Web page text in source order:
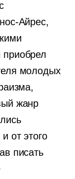
Айрес,
молодых
жанр
от этого
писать